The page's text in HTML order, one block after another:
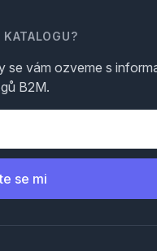
KATALOGU?
se vám ozveme s
B2M.
se mi